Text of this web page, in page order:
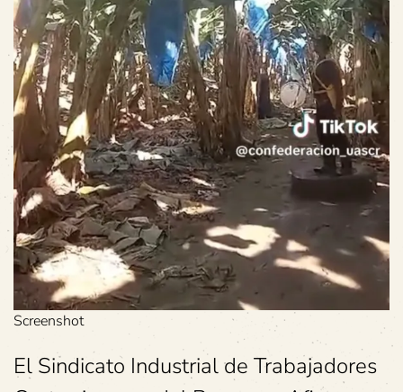
Screenshot
El Sindicato Industrial de Trabajadores